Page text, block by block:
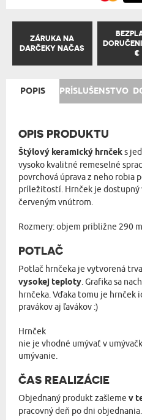
ZÁRUKA NA
DARČEKY NAČAS
€
POPIS PRÍSLUŠENSTVO
OPIS PRODUKTU
Štýlový keramický hrnčeks
vysoko kvalitné remeselné
povrchová úprava z neho robia
príležitostí. Hrnček je dostupný
červeným vnútrom.
Rozmery: objem približne 290
POTLAČ
Potlač hrnčeka je vytvorená
vysokej teploty . Grafika sa
hrnčeka. Vďaka tomu je hrnček
pravákov aj ľavákov :)
Hrnček
nie je vhodné umývať v
umývanie.
ČAS REALIZÁCIE
Objednaný produkt zašleme v
pracovný deň po dni objednania.